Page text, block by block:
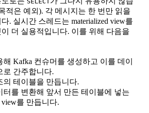
적은 예외). 각 메시지는 한 번만 읽을
. 실시간 스레드는 materialized view를
더 실용적입니다. 이를 위해 다음을
해 Kafka 컨슈머를 생성하고 이를 데이
로 간주합니다.
의 테이블을 만듭니다.
터를 변환해 앞서 만든 테이블에 넣는
view를 만듭니다.